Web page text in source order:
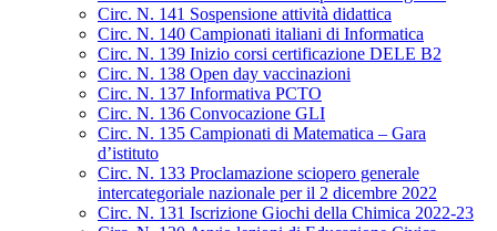
Circ. N. 141 Sospensione attività didattica
Circ. N. 140 Campionati italiani di Informatica
Circ. N. 139 Inizio corsi certificazione DELE B2
Circ. N. 138 Open day vaccinazioni
Circ. N. 137 Informativa PCTO
Circ. N. 136 Convocazione GLI
Circ. N. 135 Campionati di Matematica – Gara
d’istituto
Circ. N. 133 Proclamazione sciopero generale
intercategoriale nazionale per il 2 dicembre 2022
Circ. N. 131 Iscrizione Giochi della Chimica 2022-23